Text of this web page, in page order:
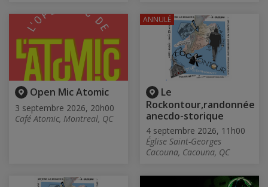
Open Mic Atomic
3 septembre 2026, 20h00
Café Atomic, Montreal, QC
Le
Rockontour,randonnée
anecdo-storique
4 septembre 2026, 11h00
Église Saint-Georges
Cacouna, Cacouna, QC
ANNULÉ